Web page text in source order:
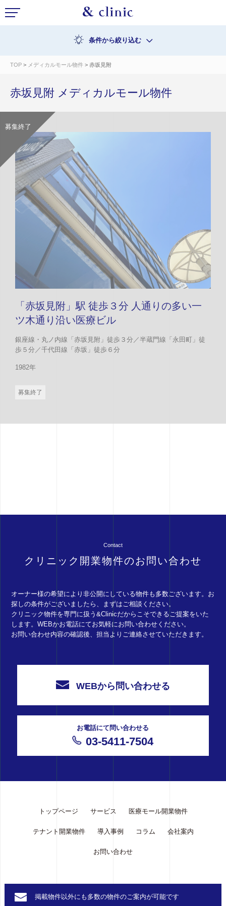
条件から絞り込む
掲載物件以外にも多数の物件のご案内が可能です
TOP > メディカルモール物件 > 赤坂見附
赤坂見附 メディカルモール物件
「赤坂見附」駅 徒歩３分 人通りの多い一
ツ木通り沿い医療ビル
銀座線・丸ノ内線「赤坂見附」徒歩３分／半蔵門線「永田町」徒
歩５分／千代田線「赤坂」徒歩６分
1982年
募集終了
募集終了
Contact
クリニック開業物件のお問い合わせ
オーナー様の希望により非公開にしている物件も多数ございます。お
探しの条件がございましたら、まずはご相談ください。
クリニック物件を専門に扱う&Clinicだからこそできるご提案をいた
します。WEBかお電話にてお気軽にお問い合わせください。
お問い合わせ内容の確認後、担当よりご連絡させていただきます。
WEBから問い合わせる
お電話にて問い合わせる
03-5411-7504
トップページ サービス 医療モール開業物件
テナント開業物件 導入事例 コラム 会社案内
お問い合わせ
copyright &Clinic All rights reserved.